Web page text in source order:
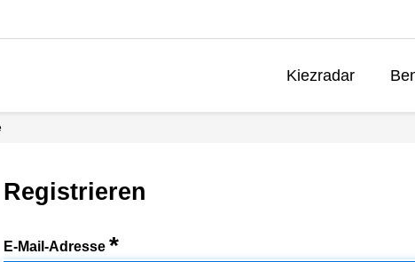
Kiezradar
Registrieren
E-Mail-Adresse *